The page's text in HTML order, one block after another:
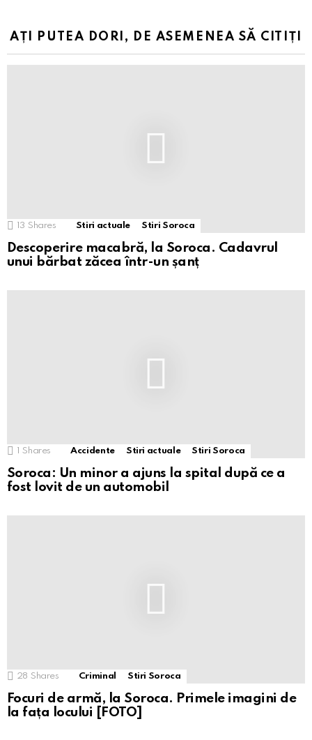
AȚI PUTEA DORI, DE ASEMENEA SĂ CITIȚI
13 Shares Stiri actuale Stiri Soroca
Descoperire macabră, la Soroca. Cadavrul
unui bărbat zăcea într-un șanț
Shares Accidente Stiri actuale Stiri Soroca
Soroca: Un minor a ajuns la spital după ce a
fost lovit de un automobil
28 Shares Criminal Stiri Soroca
Focuri de armă, la Soroca. Primele imagini de
la fața locului [FOTO]